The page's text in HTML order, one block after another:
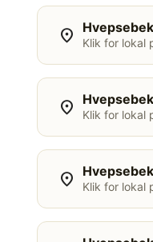
location_on Klik for lokal
location_on Klik for lokal
location_on Klik for lokal